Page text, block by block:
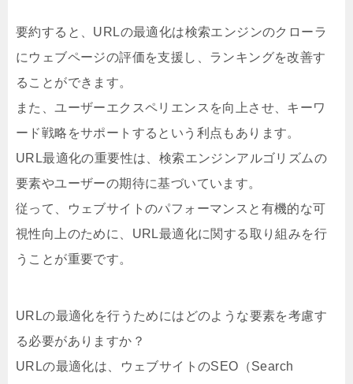
要約すると、URLの最適化は検索エンジンのクローラ
にウェブページの評価を支援し、ランキングを改善す
ることができます。
また、ユーザーエクスペリエンスを向上させ、キーワ
ード戦略をサポートするという利点もあります。
URL最適化の重要性は、検索エンジンアルゴリズムの
要素やユーザーの期待に基づいています。
従って、ウェブサイトのパフォーマンスと有機的な可
視性向上のために、URL最適化に関する取り組みを行
うことが重要です。
URLの最適化を行うためにはどのような要素を考慮す
る必要がありますか？
URLの最適化は、ウェブサイトのSEO（Search